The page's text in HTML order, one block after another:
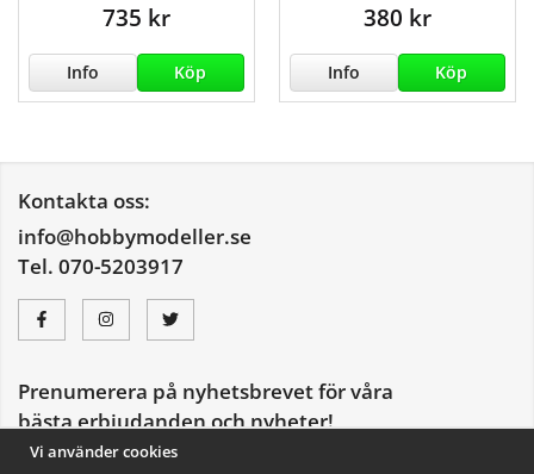
735 kr
Info Köp
380 kr
Info Köp
Kontakta oss:
info@hobbymodeller.se
Tel. 070-5203917
Prenumerera på nyhetsbrevet för våra
bästa erbjudanden och nyheter!
E-Vi använder cookies